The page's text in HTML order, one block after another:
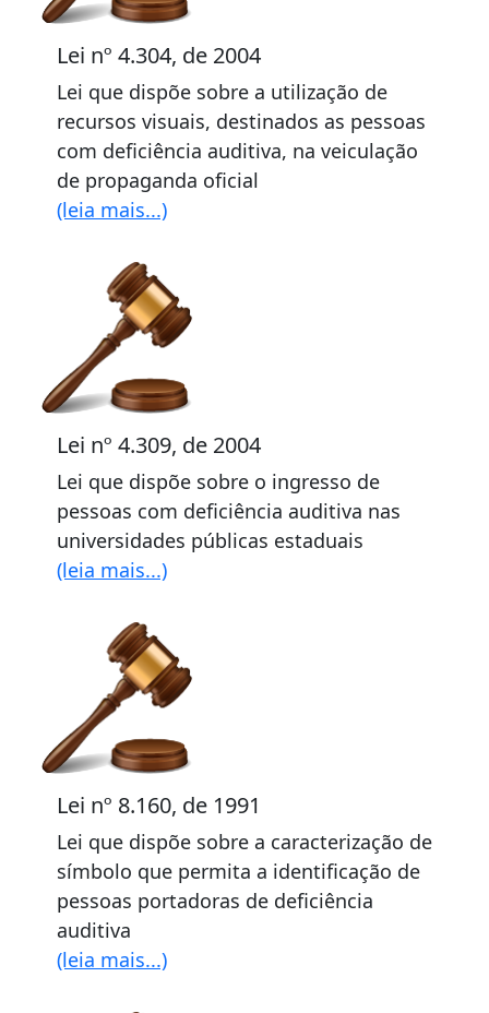
Lei nº 4.304, de 2004
Lei que dispõe sobre a utilização de
recursos visuais, destinados as pessoas
com deficiência auditiva, na veiculação
de propaganda oficial
(leia mais...)
Lei nº 4.309, de 2004
Lei que dispõe sobre o ingresso de
pessoas com deficiência auditiva nas
universidades públicas estaduais
(leia mais...)
Lei nº 8.160, de 1991
Lei que dispõe sobre a caracterização de
símbolo que permita a identificação de
pessoas portadoras de deficiência
auditiva
(leia mais...)